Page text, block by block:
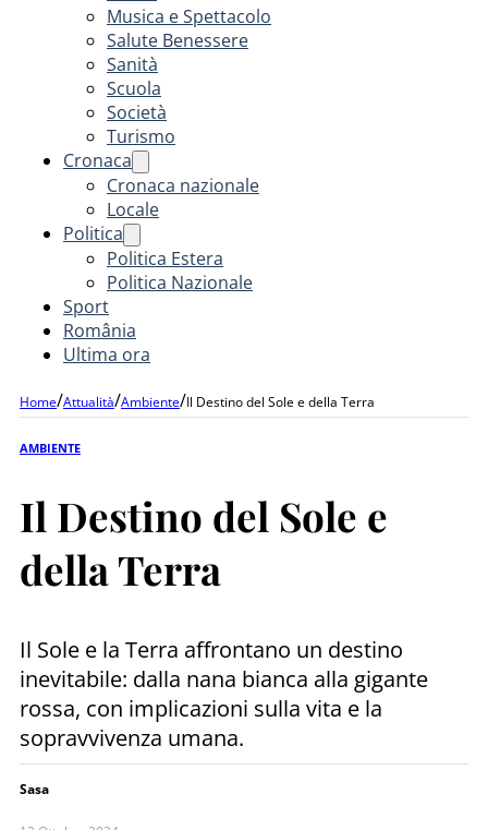
Musica e Spettacolo
Salute Benessere
Sanità
Scuola
Società
Turismo
Cronaca
Cronaca nazionale
Locale
Politica
Politica Estera
Politica Nazionale
Sport
România
Ultima ora
Home/Attualità/Ambiente/Il Destino del Sole e della Terra
AMBIENTE
Il Destino del Sole e
della Terra
Il Sole e la Terra affrontano un destino
inevitabile: dalla nana bianca alla gigante
rossa, con implicazioni sulla vita e la
sopravvivenza umana.
Sasa